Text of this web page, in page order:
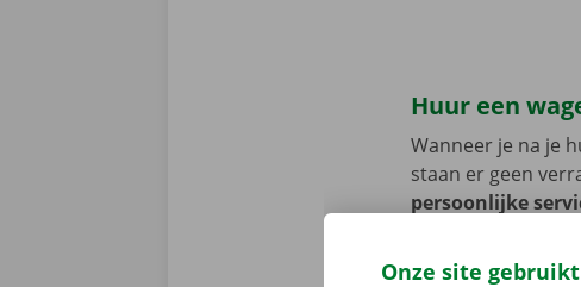
Huur een
Wanneer je na je
staan er geen
persoonlijke
van
Onze site